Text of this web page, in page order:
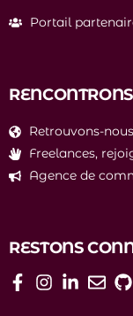
Portail
Retrouvons-
Freelances,
Agence de
RESTONS